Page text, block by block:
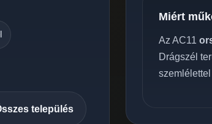
település
Miért
Az AC11
Drágszél